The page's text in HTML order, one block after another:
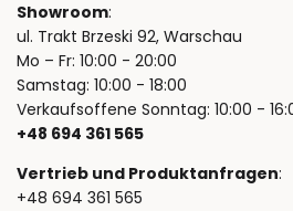
Showroom:
ul. Trakt Brzeski 92, Warschau
Mo – Fr: 10:00 - 20:00
Samstag: 10:00 - 18:00
Verkaufsoffene Sonntag: 10:00 -
+48 694 361 565
Vertrieb und Produktanfragen:
+48 694 361 565